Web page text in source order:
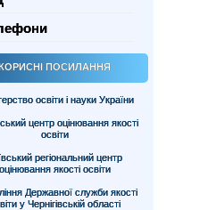
ПОСИЛАННЯ
освіти і науки України
центр оцінювання якості
освіти
регіональний центр
оцінювання якості освіти
Державної служби якості
у Чернігівській області